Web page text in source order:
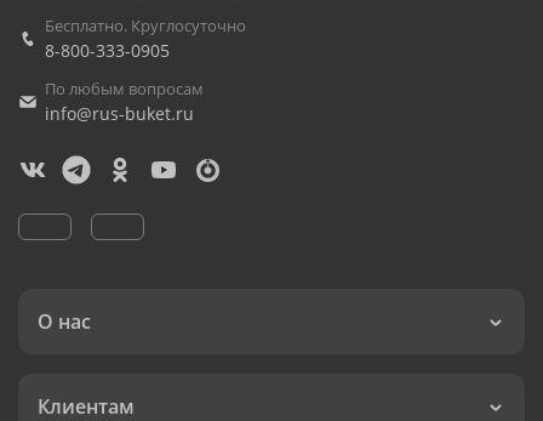
Бесплатно. Круглосуточно
8-800-333-0905
По любым вопросам
info@rus-buket.ru
О нас
Клиентам